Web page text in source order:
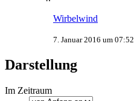
Wirbelwind
7. Januar 2016 um 07:52
Darstellung
Im Zeitraum